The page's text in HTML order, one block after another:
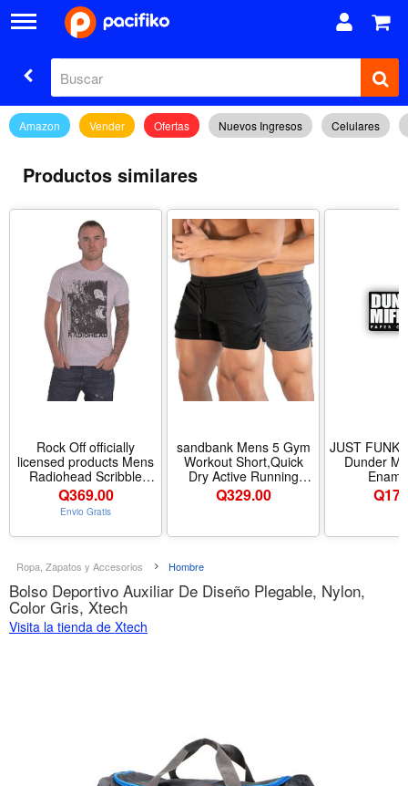
Amazon Vender Ofertas Nuevos Ingresos Celulares
Productos similares
Rock Off officially
licensed products Mens
Radiohead Scribble
(100% Organic Cotton)
Slim Fit T-Shirt Grey -
Tamaño Large - Color
Grey
Q369.00
Envio Gratis
sandbank Mens 5 Gym
Workout Short,Quick
Dry Active Running
Bodybuilding Shorts with
Pockets - Tamaño Small
Q329.00
JUST
Dunder
Q
Ropa, Zapatos y Accesorios Hombre
Bolso Deportivo Auxiliar De Diseño Plegable, Nylon,
Color Gris, Xtech
Visita la tienda de Xtech